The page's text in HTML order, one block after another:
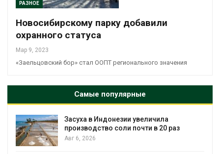
РАЗНОЕ
Новосибирскому парку добавили
охранного статуса
Мар 9, 2023
«Заельцовский бор» стал ООПТ регионального значения
Самые популярные
Засуха в Индонезии увеличила
производство соли почти в 20 раз
Авг 6, 2026